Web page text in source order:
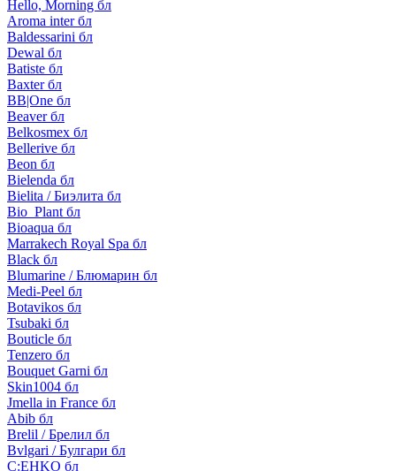
Hello, Morning бл
Aroma inter бл
Baldessarini бл
Dewal бл
Batiste бл
Baxter бл
BB|One бл
Beaver бл
Belkosmex бл
Bellerive бл
Beon бл
Bielenda бл
Bielita / Биэлита бл
Bio_Plant бл
Bioaqua бл
Marrakech Royal Spa бл
Black бл
Blumarine / Блюмарин бл
Medi-Peel бл
Botavikos бл
Tsubaki бл
Bouticle бл
Tenzero бл
Bouquet Garni бл
Skin1004 бл
Jmella in France бл
Abib бл
Brelil / Брелил бл
Bvlgari / Булгари бл
C:EHKO бл